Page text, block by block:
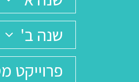
שנה ב'
פרוייקט